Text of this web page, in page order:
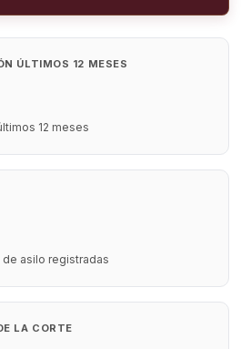
ÚLTIMOS 12 MESES
12 meses
asilo registradas
LA CORTE